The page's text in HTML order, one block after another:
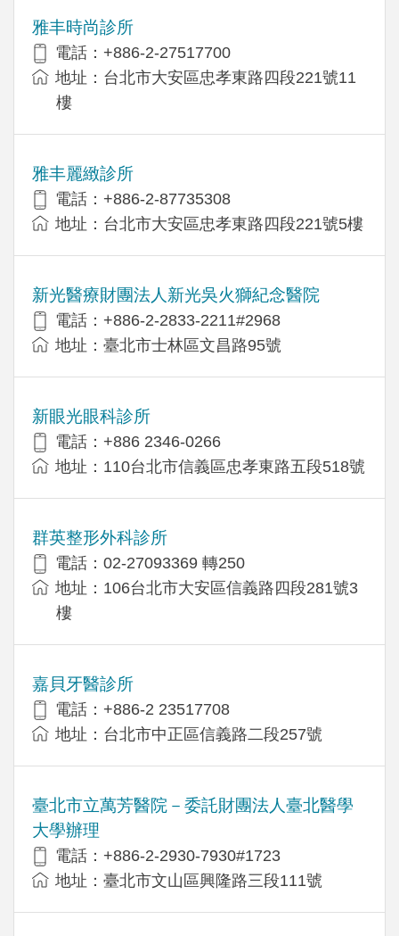
雅丰時尚診所
電話：+886-2-27517700
地址：台北市大安區忠孝東路四段221號11
樓
雅丰麗緻診所
電話：+886-2-87735308
地址：台北市大安區忠孝東路四段221號5樓
新光醫療財團法人新光吳火獅紀念醫院
電話：+886-2-2833-2211#2968
地址：臺北市士林區文昌路95號
新眼光眼科診所
電話：+886 2346-0266
地址：110台北市信義區忠孝東路五段518號
群英整形外科診所
電話：02-27093369 轉250
地址：106台北市大安區信義路四段281號3
樓
嘉貝牙醫診所
電話：+886-2 23517708
地址：台北市中正區信義路二段257號
臺北市立萬芳醫院－委託財團法人臺北醫學
大學辦理
電話：+886-2-2930-7930#1723
地址：臺北市文山區興隆路三段111號